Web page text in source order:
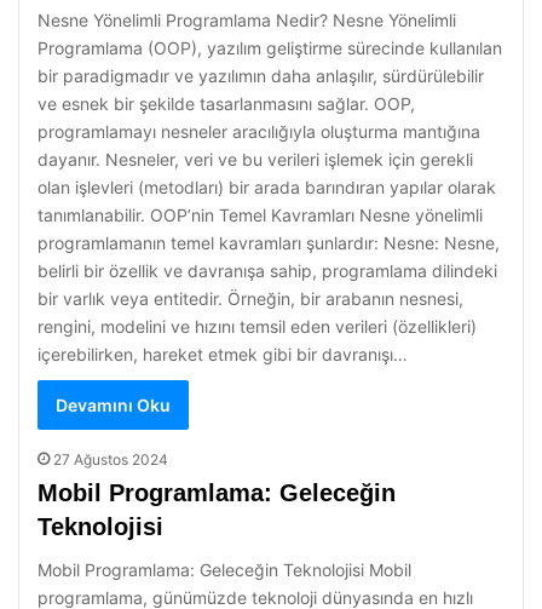
Nesne Yönelimli Programlama Nedir? Nesne Yönelimli
Programlama (OOP), yazılım geliştirme sürecinde kullanılan
bir paradigmadır ve yazılımın daha anlaşılır, sürdürülebilir
ve esnek bir şekilde tasarlanmasını sağlar. OOP,
programlamayı nesneler aracılığıyla oluşturma mantığına
dayanır. Nesneler, veri ve bu verileri işlemek için gerekli
olan işlevleri (metodları) bir arada barındıran yapılar olarak
tanımlanabilir. OOP’nin Temel Kavramları Nesne yönelimli
programlamanın temel kavramları şunlardır: Nesne: Nesne,
belirli bir özellik ve davranışa sahip, programlama dilindeki
bir varlık veya entitedir. Örneğin, bir arabanın nesnesi,
rengini, modelini ve hızını temsil eden verileri (özellikleri)
içerebilirken, hareket etmek gibi bir davranışı…
Devamını Oku
27 Ağustos 2024
Mobil Programlama: Geleceğin
Teknolojisi
Mobil Programlama: Geleceğin Teknolojisi Mobil
programlama, günümüzde teknoloji dünyasında en hızlı